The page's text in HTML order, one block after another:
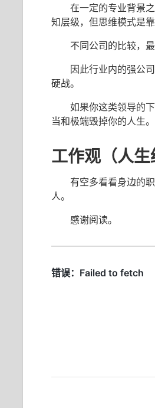
在一定的专业背景
知层级，但思维模式是
不同公司的比较，
因此行业内的强公
硬战。
如果你这类领导的
当和极端毁掉你的人生。
工作观（人生
有空多看看身边的
人。
感谢阅读。